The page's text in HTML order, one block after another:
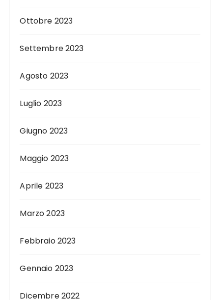
Ottobre 2023
Settembre 2023
Agosto 2023
Luglio 2023
Giugno 2023
Maggio 2023
Aprile 2023
Marzo 2023
Febbraio 2023
Gennaio 2023
Dicembre 2022